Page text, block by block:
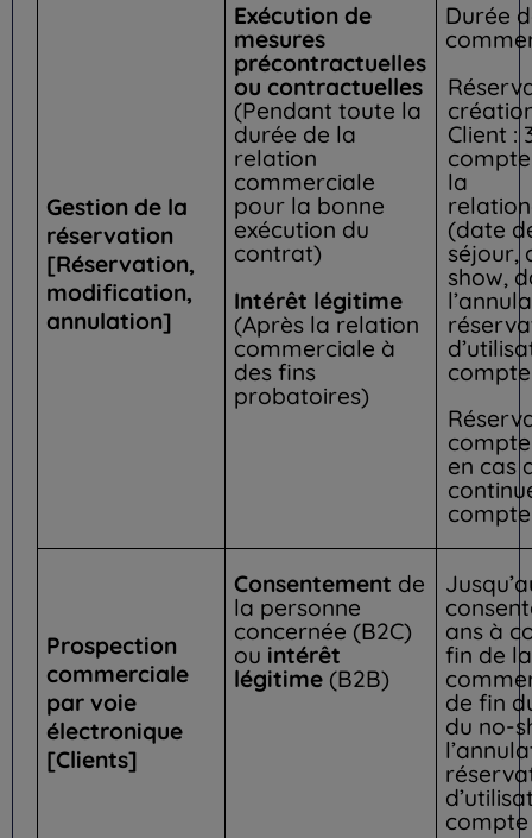
Gestion de la
réservation
[Réservation,
modification,
annulation]
Exécution de
mesures
précontractuelles
ou contractuelles
(Pendant toute la
durée de la
relation
commerciale
pour la bonne
exécution du
contrat)
Intérêt légitime
(Après la relation
commerciale à
des fins
probatoires)
Durée
Client :
la
(date
séjour,
show,
en cas
Prospection
commerciale
par voie
électronique
[Clients]
Consentement de
la personne
concernée (B2C)
ou intérêt
légitime (B2B)
ans à
fin de
de fin
du no-